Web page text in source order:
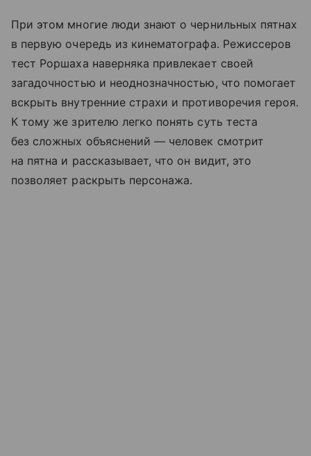
При этом многие люди знают о чернильных пятнах
в первую очередь из кинематографа. Режиссеров
тест Роршаха наверняка привлекает своей
загадочностью и неоднозначностью, что помогает
вскрыть внутренние страхи и противоречия героя.
К тому же зрителю легко понять суть теста
без сложных объяснений — человек смотрит
на пятна и рассказывает, что он видит, это
позволяет раскрыть персонажа.